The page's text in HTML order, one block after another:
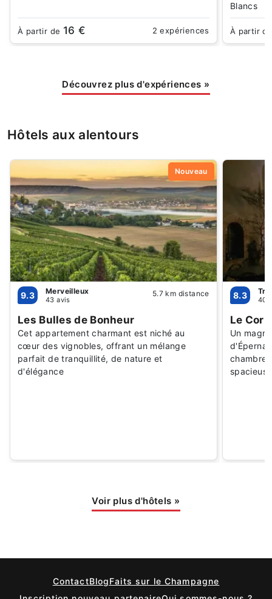
À partir de 16 € 2 expériences
Blancs
À partir
Découvrez plus d'expériences »
Hôtels aux alentours
Nouveau
9.3 Merveilleux
43 avis
5.7 km distance
Les Bulles de Bonheur
Cet appartement charmant est niché au
cœur des vignobles, offrant un mélange
parfait de tranquillité, de nature et
d'élégance
8.3
Le
Un
chambre
spacieuse
Voir plus d'hôtels »
ContactBlogFaits sur le Champagne